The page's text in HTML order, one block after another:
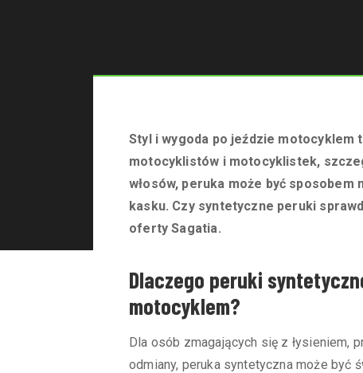
Styl i wygoda po jeździe motocyklem
motocyklistów i motocyklistek,
włosów, peruka może być
kasku. Czy syntetyczne peruki
oferty Sagatia.
Dlaczego peruki
motocyklem?
Dla osób zmagających się z łysieniem,
odmiany, peruka syntetyczna może być